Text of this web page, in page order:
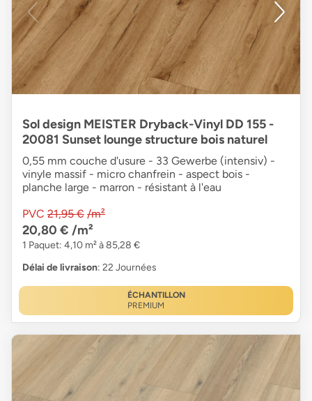
Sol design MEISTER Dryback-Vinyl DD 155 -
20081 Sunset lounge structure bois naturel
0,55 mm couche d'usure - 33 Gewerbe (intensiv) -
vinyle massif - micro chanfrein - aspect bois -
planche large - marron - résistant à l'eau
PVC 21,95 € /m²
20,80 € /m²
1 Paquet: 4,10 m² à 85,28 €
Délai de livraison: 22 Journées
ÉCHANTILLON
PREMIUM